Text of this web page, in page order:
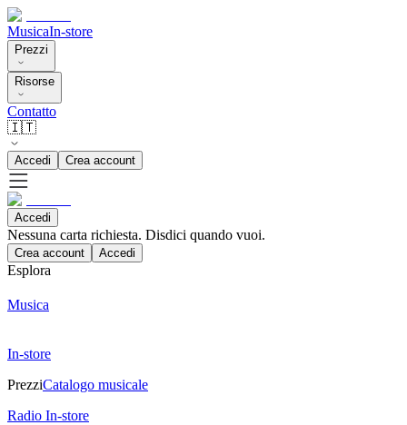
MusicaIn-store
Prezzi
Risorse
Contatto
🇮🇹
Accedi Crea account
Accedi
Nessuna carta richiesta. Disdici quando vuoi.
Crea account Accedi
Esplora
Musica
In-store
PrezziCatalogo musicale
Radio In-store